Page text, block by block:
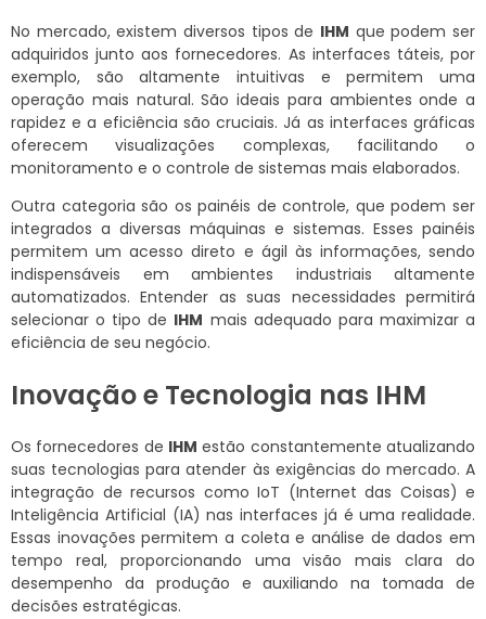
No mercado, existem diversos tipos de IHM que podem ser
adquiridos junto aos fornecedores. As interfaces táteis, por
exemplo, são altamente intuitivas e permitem uma
operação mais natural. São ideais para ambientes onde a
rapidez e a eficiência são cruciais. Já as interfaces gráficas
oferecem visualizações complexas, facilitando o
monitoramento e o controle de sistemas mais elaborados.
Outra categoria são os painéis de controle, que podem ser
integrados a diversas máquinas e sistemas. Esses painéis
permitem um acesso direto e ágil às informações, sendo
indispensáveis em ambientes industriais altamente
automatizados. Entender as suas necessidades permitirá
selecionar o tipo de IHM mais adequado para maximizar a
eficiência de seu negócio.
Inovação e Tecnologia nas IHM
Os fornecedores de IHM estão constantemente atualizando
suas tecnologias para atender às exigências do mercado. A
integração de recursos como IoT (Internet das Coisas) e
Inteligência Artificial (IA) nas interfaces já é uma realidade.
Essas inovações permitem a coleta e análise de dados em
tempo real, proporcionando uma visão mais clara do
desempenho da produção e auxiliando na tomada de
decisões estratégicas.